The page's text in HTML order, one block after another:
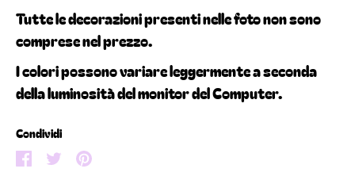
Tutte le decorazioni presenti nelle foto non sono
comprese nel prezzo.
I colori possono variare leggermente a seconda
della luminosità del monitor del Computer.
Condividi
CondividiCondividiCondividi